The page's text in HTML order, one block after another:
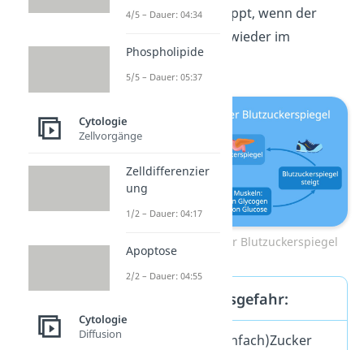
Dieser Prozess stoppt, wenn der
Blutzuckerspiegel wieder im
Normalbereich ist.
Regelkreis niedriger Blutzuckerspiegel
Verwechslungsgefahr:
= (Einfach)Zucker
4/5 – Dauer: 04:34
Phospholipide
5/5 – Dauer: 05:37
Cytologie
Zellvorgänge
Zelldifferenzier
ung
1/2 – Dauer: 04:17
Apoptose
2/2 – Dauer: 04:55
Cytologie
Diffusion